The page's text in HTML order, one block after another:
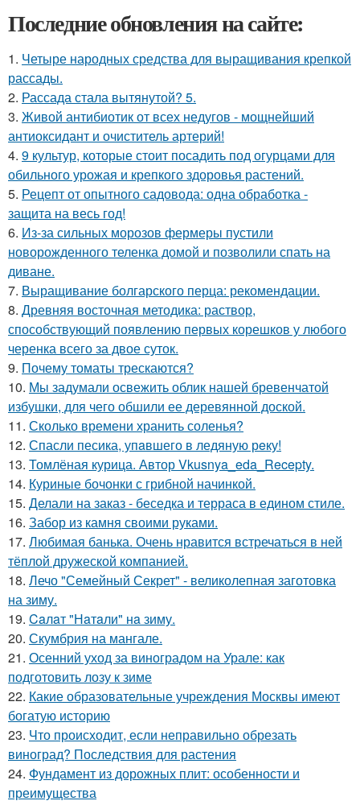
Последние обновления на сайте:
1. Четыре народных средства для выращивания крепкой
рассады.
2. Рассада стала вытянутой? 5.
3. Живой антибиотик от всех недугов - мощнейший
антиоксидант и очиститель артерий!
4. 9 культур, которые стоит посадить под огурцами для
обильного урожая и крепкого здоровья растений.
5. Рецепт от опытного садовода: одна обработка -
защита на весь год!
6. Из-за сильных морозов фермеры пустили
новорожденного теленка домой и позволили спать на
диване.
7. Выращивание болгарского перца: рекомендации.
8. Древняя восточная методика: раствор,
способствующий появлению первых корешков у любого
черенка всего за двое суток.
9. Почему томаты трескаются?
10. Мы задумали освежить облик нашей бревенчатой
избушки, для чего обшили ее деревянной доской.
11. Сколько времени хранить соленья?
12. Спасли песика, упaвшего в ледяную рeку!
13. Томлёная курица. Автор Vkusnya_eda_Recepty.
14. Куриные бочонки с грибной начинкой.
15. Делали на заказ - беседка и терраса в едином стиле.
16. Забор из камня своими руками.
17. Любимая банька. Очень нравится встречаться в ней
тёплой дружеской компанией.
18. Лечо "Семейный Секрет" - великолепная заготовка
на зиму.
19. Caлaт "Нaтaли" нa зиму.
20. Скумбрия на мангале.
21. Осенний уход за виноградом на Урале: как
подготовить лозу к зиме
22. Какие образовательные учреждения Москвы имеют
богатую историю
23. Что происходит, если неправильно обрезать
виноград? Последствия для растения
24. Фундамент из дорожных плит: особенности и
преимущества